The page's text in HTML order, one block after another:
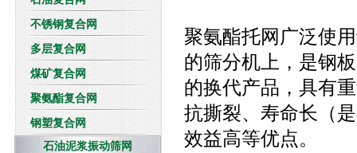
不锈钢复合网
多层复合网
煤矿复合网
聚氨酯复合网
钢塑复合网
石油泥浆振动筛网
聚氨酯托网广泛使
的筛分机上，是钢
的换代产品，具有
抗撕裂、寿命长（
效益高等优点。